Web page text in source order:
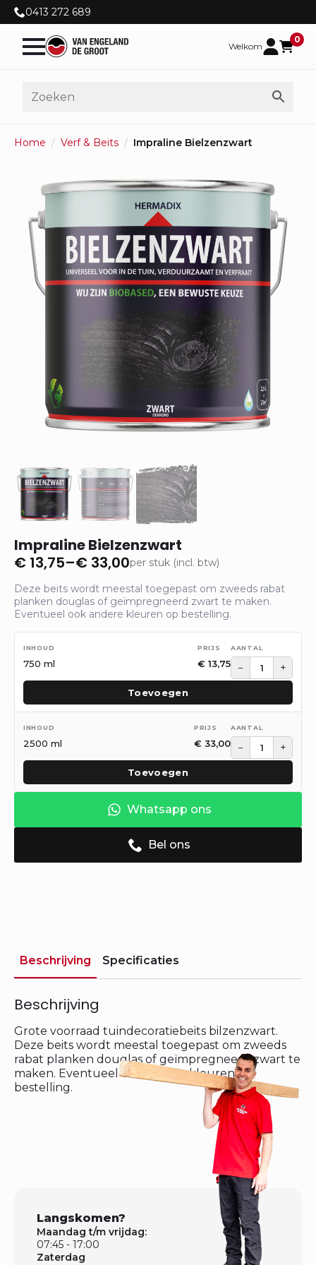
0413 272 689
Welkom
0
Home Verf & Beits Impraline Bielzenzwart
Impraline Bielzenzwart
€ 13,75–€ 33,00
Prijsklasse:
€ 13,75
tot
€ 33,00
per stuk (incl. btw)
Deze beits wordt meestal toegepast om zweeds rabat
planken douglas of geïmpregneerd zwart te maken.
Eventueel ook andere kleuren op bestelling.
750 ml € 13,75 − +
Toevoegen
2500 ml € 33,00 − +
Toevoegen
Whatsapp ons
Bel ons
Beschrijving Specificaties
Beschrijving
Grote voorraad tuindecoratiebeits bilzenzwart.
Deze beits wordt meestal toegepast om zweeds
rabat planken douglas of geïmpregneerd zwart te
maken. Eventueel ook andere kleuren op
bestelling.
Langskomen?
Maandag t/m vrijdag:
07:45 - 17:00
Zaterdag